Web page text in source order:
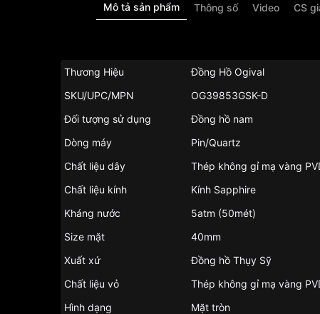
Mô tả sản phẩm Thông số Video CS
Thương Hiệu
Đồng Hồ Ogival
SKU/UPC/MPN
OG39853GSK-D
Đối tượng sử dụng
Đồng hồ nam
Dòng máy
Pin/Quartz
Chất liệu dây
Thép không gỉ mạ vàng
Chất liệu kính
Kính Sapphire
Kháng nước
5atm (50mét)
Size mặt
40mm
Xuất xứ
Đồng hồ Thụy Sỹ
Chất liệu vỏ
Thép không gỉ mạ vàng
Hình dạng
Mặt tròn